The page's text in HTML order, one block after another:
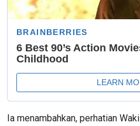
Ia menambahkan, perhatian